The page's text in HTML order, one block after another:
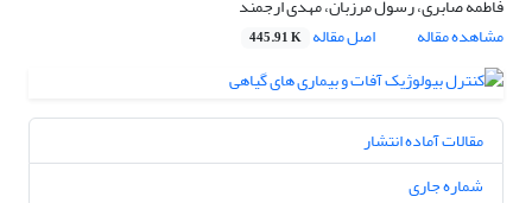
فاطمه صابری، رسول مرزبان، مهدی ارجمند
مشاهده مقاله
اصل مقاله 445.91 K
مقالات آماده انتشار
شماره جاری